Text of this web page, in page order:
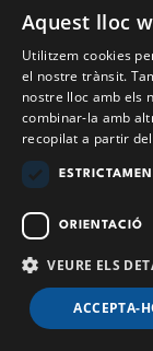
Eastpak
Estoig 1
Sense
Aquest lloc
Utilitzem cookies
el nostre trànsit.
nostre lloc amb els
combinar-la amb
recopilat a partir
ORIENTACIÓ
VEURE ELS
ACCEPTA-